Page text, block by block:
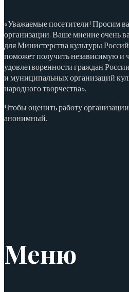
«Уважаемые посетители! Просим
организации. Ваше мнение очень
для Министерства культуры
поможет получить независимую и
удовлетворенности граждан
и муниципальных организаций
народного творчества».
Чтобы оценить работу
анонимный.
Меню